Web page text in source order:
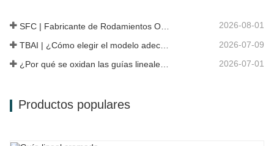
2026-08-01
2026-07-09
¿Por qué se oxidan las guías lineales? Razones, medidas preventivas y recomendaciones de mantenimiento 2026-07-01
Productos populares